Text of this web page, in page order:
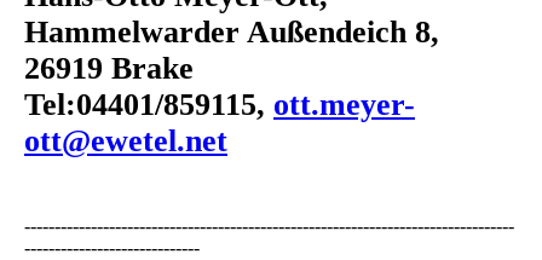
Hammelwarder Außendeich 8,
26919 Brake
Tel:04401/859115, ott.meyer-
ott@ewetel.net
---------------------------------------------------------------------------------
-----------------------------